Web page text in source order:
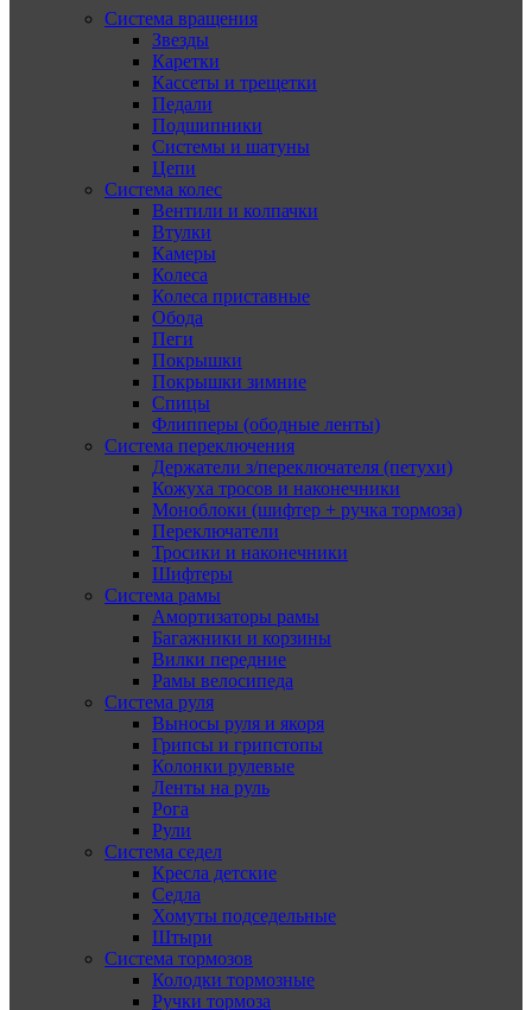
Система вращения
Звезды
Каретки
Кассеты и трещетки
Педали
Подшипники
Системы и шатуны
Цепи
Система колес
Вентили и колпачки
Втулки
Камеры
Колеса
Колеса приставные
Обода
Пеги
Покрышки
Покрышки зимние
Спицы
Флипперы (ободные ленты)
Система переключения
Держатели з/переключателя (петухи)
Кожуха тросов и наконечники
Моноблоки (шифтер + ручка тормоза)
Переключатели
Тросики и наконечники
Шифтеры
Система рамы
Амортизаторы рамы
Багажники и корзины
Вилки передние
Рамы велосипеда
Система руля
Выносы руля и якоря
Грипсы и грипстопы
Колонки рулевые
Ленты на руль
Рога
Рули
Система седел
Кресла детские
Седла
Хомуты подседельные
Штыри
Система тормозов
Колодки тормозные
Ручки тормоза